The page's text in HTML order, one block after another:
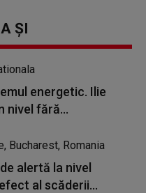
ȘI
energetic. Ilie
nivel fără...
alertă la nivel
al scăderii...